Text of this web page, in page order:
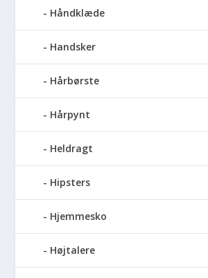
Håndklæde
Handsker
Hårbørste
Hårpynt
Heldragt
Hipsters
Hjemmesko
Højtalere